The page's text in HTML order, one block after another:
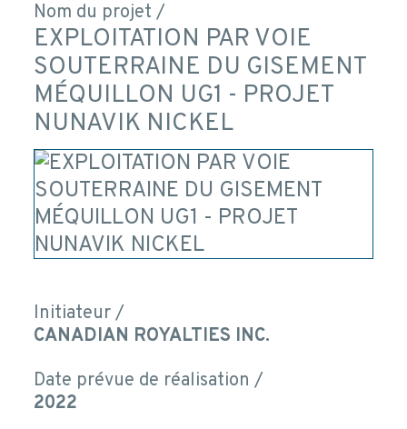
Nom du projet /
EXPLOITATION PAR VOIE
SOUTERRAINE DU GISEMENT
MÉQUILLON UG1 - PROJET
NUNAVIK NICKEL
Initiateur /
CANADIAN ROYALTIES INC.
Date prévue de réalisation /
2022